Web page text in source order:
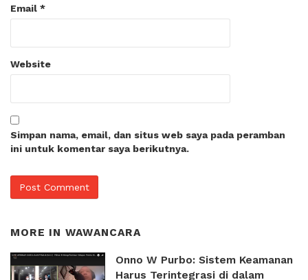
Email *
Website
Simpan nama, email, dan situs web saya pada peramban
ini untuk komentar saya berikutnya.
MORE IN WAWANCARA
Onno W Purbo: Sistem Keamanan
Harus Terintegrasi di dalam